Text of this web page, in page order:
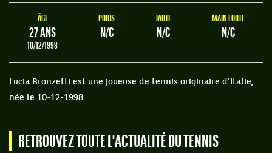
ÂGE
27 ANS
10/12/1998
POIDS
N/C
TAILLE
N/C
MAIN FORTE
N/C
Lucia Bronzetti est une joueuse de tennis originaire d'Italie,
née le 10-12-1998.
RETROUVEZ TOUTE L'ACTUALITÉ DU TENNIS